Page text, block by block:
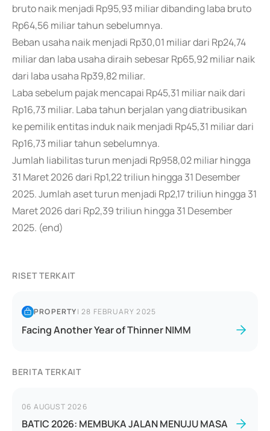
bruto naik menjadi Rp95,93 miliar dibanding laba bruto
Rp64,56 miliar tahun sebelumnya.
Beban usaha naik menjadi Rp30,01 miliar dari Rp24,74
miliar dan laba usaha diraih sebesar Rp65,92 miliar naik
dari laba usaha Rp39,82 miliar.
Laba sebelum pajak mencapai Rp45,31 miliar naik dari
Rp16,73 miliar. Laba tahun berjalan yang diatribusikan
ke pemilik entitas induk naik menjadi Rp45,31 miliar dari
Rp16,73 miliar tahun sebelumnya.
Jumlah liabilitas turun menjadi Rp958,02 miliar hingga
31 Maret 2026 dari Rp1,22 triliun hingga 31 Desember
2025. Jumlah aset turun menjadi Rp2,17 triliun hingga 31
Maret 2026 dari Rp2,39 triliun hingga 31 Desember
2025. (end)
RISET TERKAIT
PROPERTY|28 FEBRUARY 2025
Facing Another Year of Thinner NIMM
BERITA TERKAIT
06 AUGUST 2026
BATIC 2026: MEMBUKA JALAN MENUJU MASA